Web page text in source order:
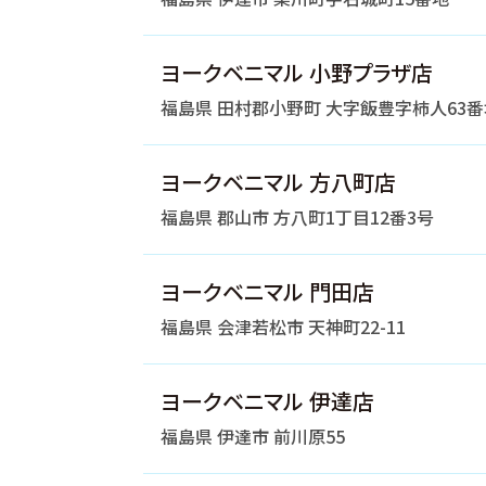
ヨークベニマル 小野プラザ店
福島県 田村郡小野町 大字飯豊字柿人63
ヨークベニマル 方八町店
福島県 郡山市 方八町1丁目12番3号
ヨークベニマル 門田店
福島県 会津若松市 天神町22-11
ヨークベニマル 伊達店
福島県 伊達市 前川原55